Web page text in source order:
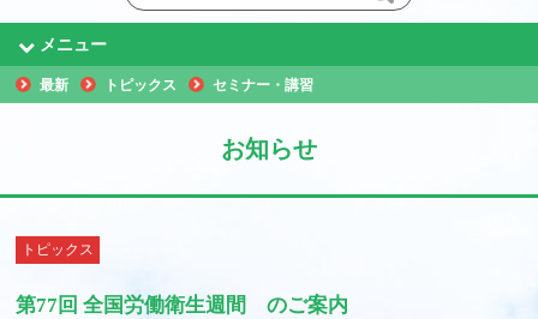
メニュー
最新 トピックス セミナー・講習
お知らせ
トピックス
第77回 全国労働衛生週間 のご案内